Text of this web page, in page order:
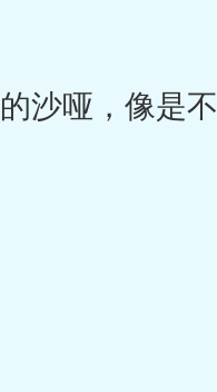
沙哑，像是不